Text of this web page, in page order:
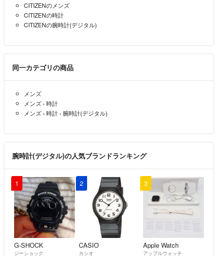
CITIZENのメンズ
CITIZENの時計
CITIZENの腕時計(デジタル)
同一カテゴリの商品
メンズ
メンズ › 時計
メンズ › 時計 › 腕時計(デジタル)
腕時計(デジタル)の人気ブランドランキング
1
G-SHOCK
ジーショック
2
CASIO
カシオ
3
Apple Watch
アップルウォッチ